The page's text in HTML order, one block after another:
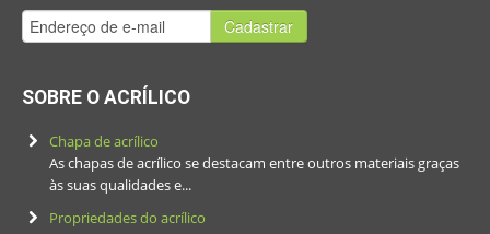
Cadastrar
SOBRE O ACRÍLICO
Chapa de acrílico
As chapas de acrílico se destacam entre outros materiais graças
às suas qualidades e...
Propriedades do acrílico